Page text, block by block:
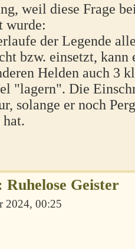
weil diese Frage
wurde:
der Legende
bzw. einsetzt, kann
Helden auch 3
"lagern". Die
solange er noch
Ruhelose Geister
2024, 00:25